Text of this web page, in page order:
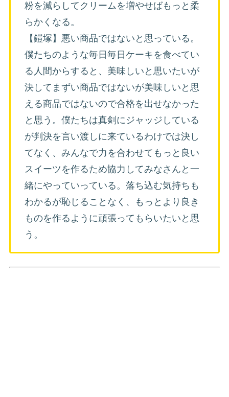
粉を減らしてクリームを増やせばもっと柔
らかくなる。
【鎧塚】悪い商品ではないと思っている。
僕たちのような毎日毎日ケーキを食べてい
る人間からすると、美味しいと思いたいが
決してまずい商品ではないが美味しいと思
える商品ではないので合格を出せなかった
と思う。僕たちは真剣にジャッジしている
が判決を言い渡しに来ているわけでは決し
てなく、みんなで力を合わせてもっと良い
スイーツを作るため協力してみなさんと一
緒にやっていっている。落ち込む気持ちも
わかるが恥じることなく、もっとより良き
ものを作るように頑張ってもらいたいと思
う。